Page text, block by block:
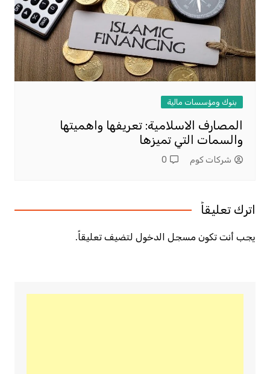
بنوك ومؤسسات مالية
المصارف الاسلامية: تعريفها واهميتها
والسمات التي تميزها
شركات كوم 0
اترك تعليقاً
يجب أنت تكون مسجل الدخوللتضيف تعليقاً.